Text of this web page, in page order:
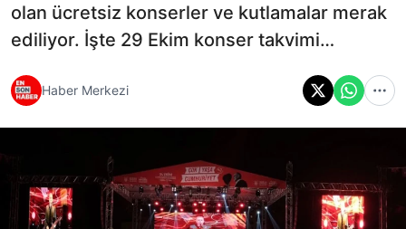
olan ücretsiz konserler ve kutlamalar merak
ediliyor. İşte 29 Ekim konser takvimi…
Haber Merkezi